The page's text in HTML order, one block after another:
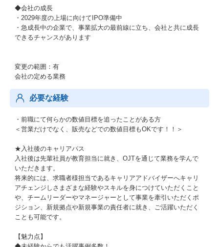
◆会社の成長
・2029年度の上場に向けてIPO準備中
・急成長中の企業で、事業拡大の最前線に立ち、会社と共に成長
できるチャンスがあります
変更の範囲：有
会社の定める業務
必要な経験
・前職にて何らかの数値目標を追ったことがある方
＜営業だけでなく、販売などでの数値目標もOKです！！＞
★入社後のキャリアパス
入社後は先輩社員が教育担当に就き、OJTを通じて業務を学んで
いただきます。
将来的には、求職者様担当であるキャリアアドバイザーへキャリ
アチェンジしさまざまな経験やスキルを身につけていただくこと
や、チームリーダーやマネージャーとして事業を牽引いただくポ
ジション、新規拠点や新規事業の責任者に就き、ご活躍いただく
ことも可能です。
【魅力点】